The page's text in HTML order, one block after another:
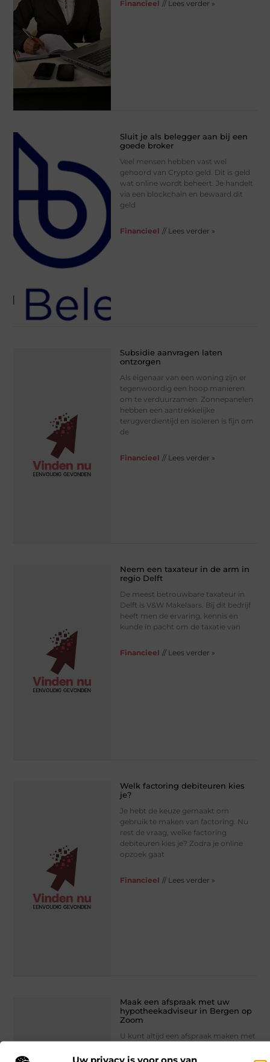
Financieel // Lees verder »
Sluit je als belegger aan bij een
goede broker
Veel mensen hebben vast wel
gehoord van Crypto geld. Dit is geld
wat online wordt beheert. Je handelt
via een blockchain en bewaard dit
geld
Financieel // Lees verder »
Subsidie aanvragen laten
ontzorgen
Als eigenaar van een woning zijn er
tegenwoordig een hoop manieren
om te verduurzamen. Zonnepanelen
hebben een aantrekkelijke
terugverdientijd en isoleren is fijn om
de
Financieel // Lees verder »
Neem een taxateur in de arm in
regio Delft
De meest betrouwbare taxateur in
Delft is V&W Makelaars. Bij dit bedrijf
heeft men de ervaring, kennis en
kunde in pacht om de taxatie van
Financieel // Lees verder »
Welk factoring debiteuren kies
je?
Je hebt de keuze gemaakt om
gebruik te maken van factoring. Nu
rest de vraag, welke factoring
debiteuren kies je? Zodra je online
opzoek gaat
Financieel // Lees verder »
Maak een afspraak met uw
hypotheekadviseur in Bergen op
Zoom
U kunt altijd een afspraak maken met
Zoom van uw keuze. Veel mensen